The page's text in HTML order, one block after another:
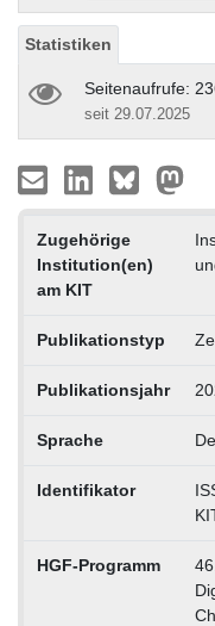
Statistiken
Seitenaufrufe:
seit 29.07.2025
Zugehörige
Institution(en)
am KIT
Publikationstyp
Publikationsjahr
Sprache
Identifikator
HGF-Programm